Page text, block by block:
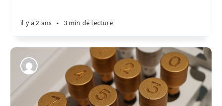
il y a 2 ans • 3 min de lecture